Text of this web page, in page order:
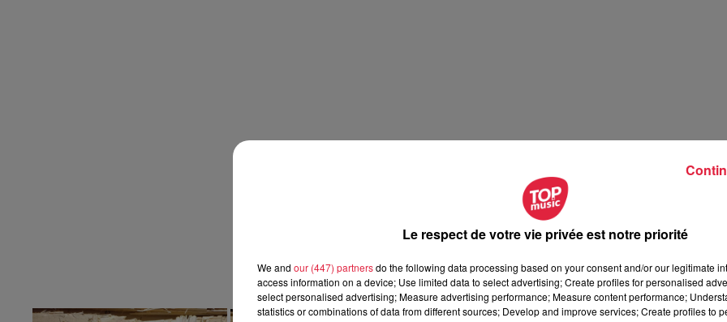
Le respect de votre vie privée est notre priorité
We and our (447) partnersdo the following data processing based on your consent and/or our legitimate
access information on a device; Use limited data to select advertising; Create profiles for personalised
select personalised advertising; Measure advertising performance; Measure content performance;
statistics or combinations of data from different sources; Develop and improve services; Create profiles to